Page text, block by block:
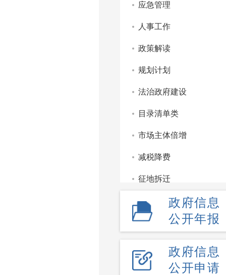
应急管理
人事工作
政策解读
规划计划
法治政府建设
目录清单类
市场主体倍增
减税降费
征地拆迁
重点领域信息公开
监管服务处罚类信息公
财政信息
政府信息
公开年报
政府信息
公开申请